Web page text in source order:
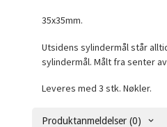
35x35mm.
Utsidens sylindermål står
sylindermål. Målt fra senter
Leveres med 3 stk. Nøkler.
Produktanmeldelser (0)